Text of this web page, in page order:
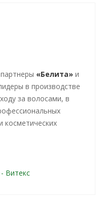
«Белита» и
в производстве
за волосами, в
косметических
Витекс